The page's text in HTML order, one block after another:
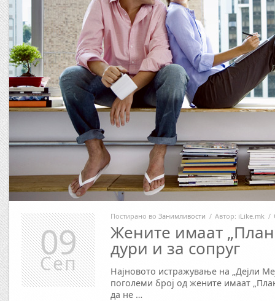
Постирано во Занимливости / Автор: iLike.mk /
Жените имаат „План
дури и за сопруг
Најновото истражување на „Дејли
поголеми број од жените имаат
да не …
09
Сеп